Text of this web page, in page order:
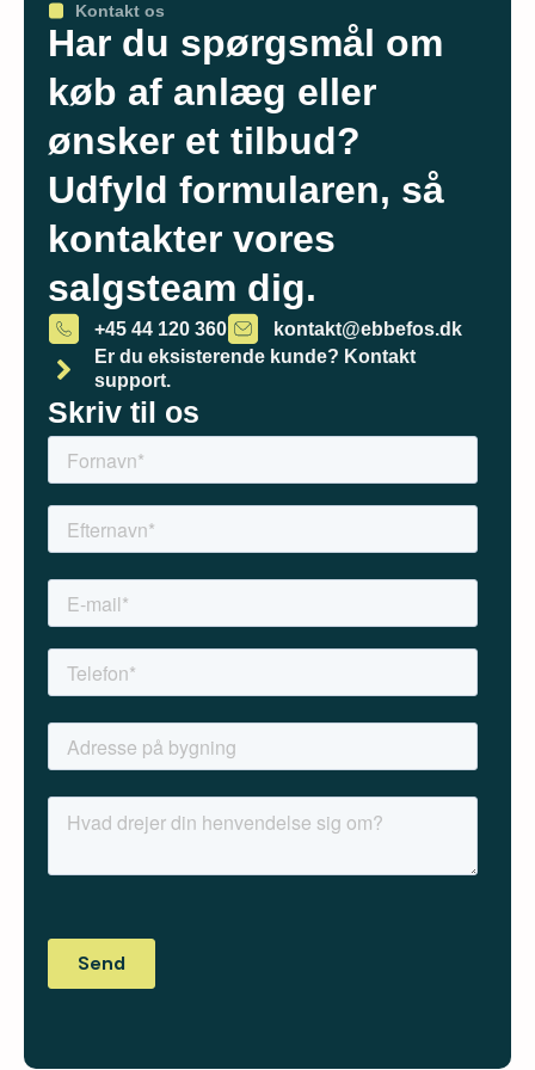
Kontakt os
Har du spørgsmål om
køb af anlæg eller
ønsker et tilbud?
Udfyld formularen, så
kontakter vores
salgsteam dig.
+45 44 120 360
kontakt@ebbefos.dk
Er du eksisterende kunde? Kontakt
support.
Skriv til os